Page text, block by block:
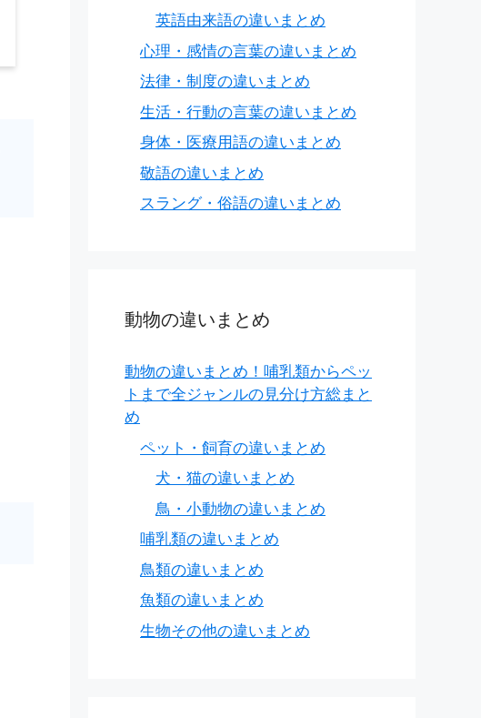
英語由来語の違いまとめ
心理・感情の言葉の違いまとめ
法律・制度の違いまとめ
生活・行動の言葉の違いまとめ
身体・医療用語の違いまとめ
敬語の違いまとめ
スラング・俗語の違いまとめ
動物の違いまとめ
動物の違いまとめ！哺乳類からペッ
トまで全ジャンルの見分け方総まと
め
ペット・飼育の違いまとめ
犬・猫の違いまとめ
鳥・小動物の違いまとめ
哺乳類の違いまとめ
鳥類の違いまとめ
魚類の違いまとめ
生物その他の違いまとめ